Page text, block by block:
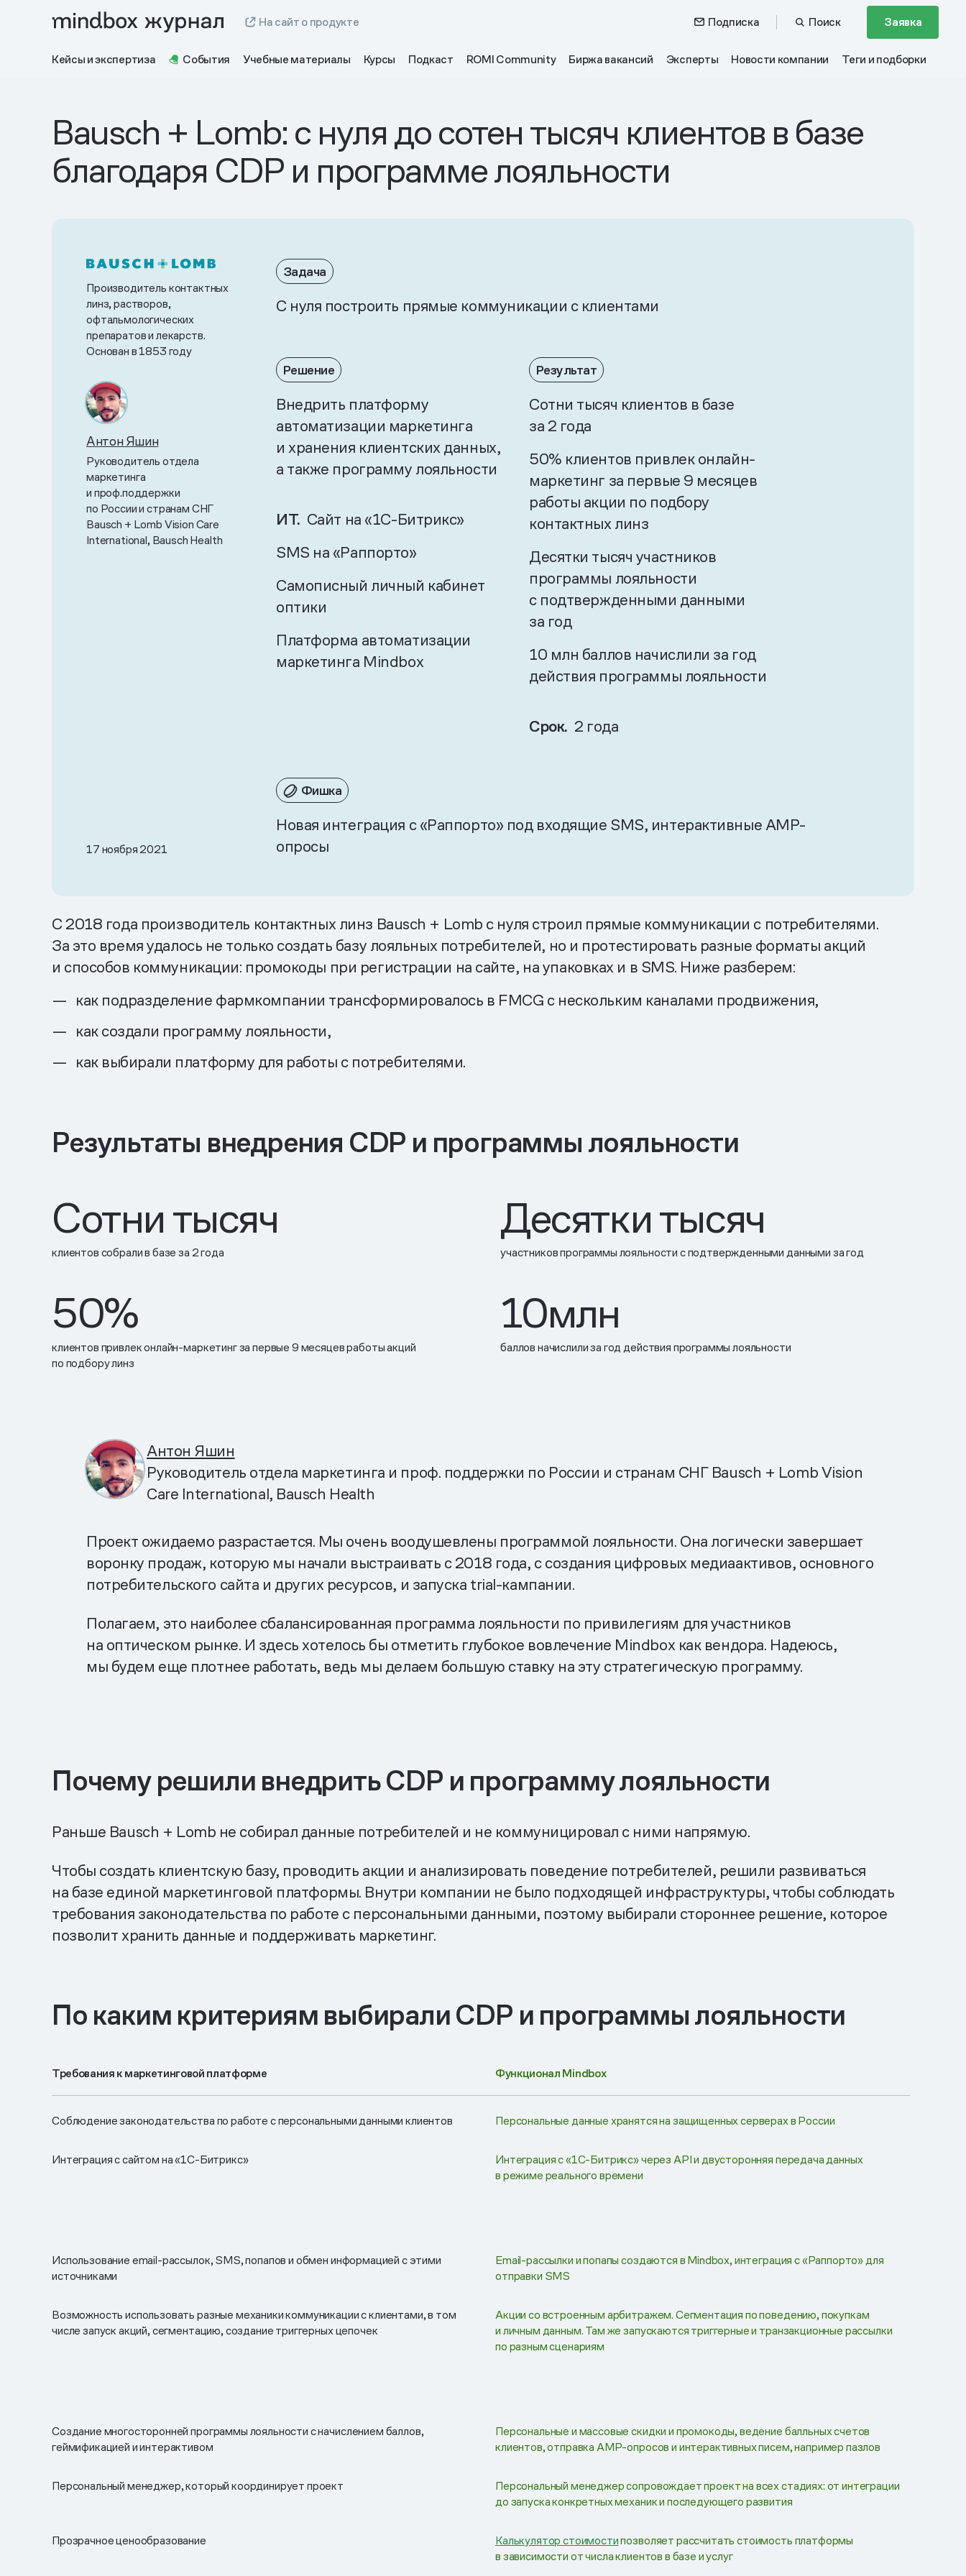
На сайт о продукте Подписка Поиск Заявка
Кейсы и экспертиза События Учебные материалы Курсы Подкаст ROMI Community Биржа вакансий Эксперты Новости компании Теги и подборки
Bausch + Lomb: с нуля до сотен тысяч клиентов в базе
благодаря CDP и программе лояльности
Производитель контактных
линз, растворов,
офтальмологических
препаратов и лекарств.
Основан в 1853 году
Антон Яшин
Руководитель отдела
маркетинга
и проф.поддержки
по России и странам СНГ
Bausch + Lomb Vision Care
International, Bausch Health
Задача
С нуля построить прямые коммуникации с клиентами
Решение
Внедрить платформу
автоматизации маркетинга
и хранения клиентских данных,
а также программу лояльности
ИТ. Сайт на «1С-Битрикс»
SMS на «Раппорто»
Самописный личный кабинет
оптики
Платформа автоматизации
маркетинга Mindbox
Результат
Сотни тысяч клиентов в базе
за 2 года
50% клиентов привлек онлайн-
маркетинг за первые 9 месяцев
работы акции по подбору
контактных линз
Десятки тысяч участников
программы лояльности
с подтвержденными данными
за год
10 млн баллов начислили за год
действия программы лояльности
Срок. 2 года
Фишка
Новая интеграция с «Раппорто» под входящие SMS, интерактивные AMP-
опросы
17 ноября 2021
С 2018 года производитель контактных линз Bausch + Lomb с нуля строил прямые коммуникации с потребителями.
За это время удалось не только создать базу лояльных потребителей, но и протестировать разные форматы акций
и способов коммуникации: промокоды при регистрации на сайте, на упаковках и в SMS. Ниже разберем:
как подразделение фармкомпании трансформировалось в FMCG с нескольким каналами продвижения,
как создали программу лояльности,
как выбирали платформу для работы с потребителями.
Результаты внедрения CDP и программы лояльности
Сотни тысяч
клиентов собрали в базе за 2 года
Десятки тысяч
участников программы лояльности с подтвержденными данными за год
50%
клиентов привлек онлайн-маркетинг за первые 9 месяцев работы акций
по подбору линз
10млн
баллов начислили за год действия программы лояльности
Антон Яшин
Руководитель отдела маркетинга и проф. поддержки по России и странам СНГ Bausch + Lomb Vision
Care International, Bausch Health
Проект ожидаемо разрастается. Мы очень воодушевлены программой лояльности. Она логически завершает
воронку продаж, которую мы начали выстраивать с 2018 года, с создания цифровых медиаактивов, основного
потребительского сайта и других ресурсов, и запуска trial-кампании.
Полагаем, это наиболее сбалансированная программа лояльности по привилегиям для участников
на оптическом рынке. И здесь хотелось бы отметить глубокое вовлечение Mindbox как вендора. Надеюсь,
мы будем еще плотнее работать, ведь мы делаем большую ставку на эту стратегическую программу.
Почему решили внедрить CDP и программу лояльности
Раньше Bausch + Lomb не собирал данные потребителей и не коммуницировал с ними напрямую.
Чтобы создать клиентскую базу, проводить акции и анализировать поведение потребителей, решили развиваться
на базе единой маркетинговой платформы. Внутри компании не было подходящей инфраструктуры, чтобы соблюдать
требования законодательства по работе с персональными данными, поэтому выбирали стороннее решение, которое
позволит хранить данные и поддерживать маркетинг.
По каким критериям выбирали CDP и программы лояльности
Требования к маркетинговой платформе Функционал Mindbox
Соблюдение законодательства по работе с персональными данными клиентов Персональные данные хранятся на защищенных серверах в России
Интеграция с сайтом на «1С-Битрикс»
Интеграция с «1С-Битрикс» через API и двусторонняя передача данных
в режиме реального времени
Использование email-рассылок, SMS, попапов и обмен информацией с этими
источниками
Email-рассылки и попапы создаются в Mindbox, интеграция с «Раппорто» для
отправки SMS
Возможность использовать разные механики коммуникации с клиентами, в том
числе запуск акций, сегментацию, создание триггерных цепочек
Акции со встроенным арбитражем. Сегментация по поведению, покупкам
и личным данным. Там же запускаются триггерные и транзакционные рассылки
по разным сценариям
Создание многосторонней программы лояльности с начислением баллов,
геймификацией и интерактивом
Персональные и массовые скидки и промокоды, ведение балльных счетов
клиентов, отправка AMP-опросов и интерактивных писем, например пазлов
Персональный менеджер, который координирует проект
Персональный менеджер сопровождает проект на всех стадиях: от интеграции
до запуска конкретных механик и последующего развития
Прозрачное ценообразование Калькулятор стоимостипозволяет рассчитать стоимость платформы
в зависимости от числа клиентов в базе и услуг